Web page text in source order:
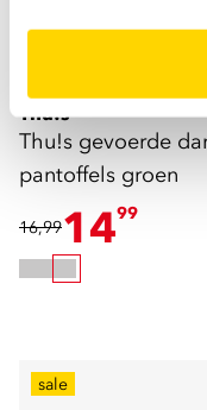
Thu!s
Thu!s gevoerde
pantoffels groen
16,991499
sale